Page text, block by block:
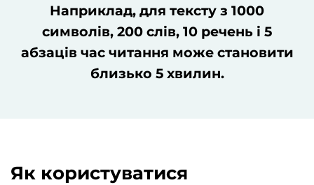
Наприклад, для тексту з 1000
символів, 200 слів, 10 речень і 5
абзаців час читання може становити
близько 5 хвилин.
Як користуватися